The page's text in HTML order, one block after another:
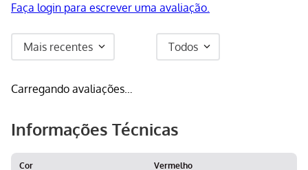
Faça login para escrever uma avaliação.
Mais recentes Todos
Carregando avaliações…
Informações Técnicas
Cor Vermelho